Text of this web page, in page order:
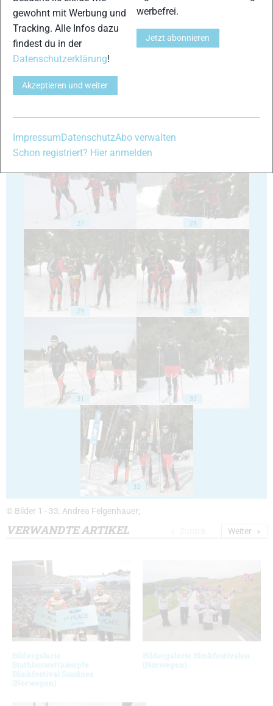
23 24
25
27 28
29 30
31 32
33
© Bilder 1 - 33: Andrea Felgenhauer;
VERWANDTE ARTIKEL
Bildergalerie
Biathlonwettkämpfe
Blinkfestival Sandnes
(Norwegen)
Bildergalerie Blinkfestivalen
(Norwegen)
Weiter
gewohnt mit Werbung und
Tracking. Alle Infos dazu
findest du in der
Datenschutzerklärung!
Akzeptieren und weiter
werbefrei.
Jetzt abonnieren
ImpressumDatenschutzAbo verwalten
Schon registriert? Hier anmelden